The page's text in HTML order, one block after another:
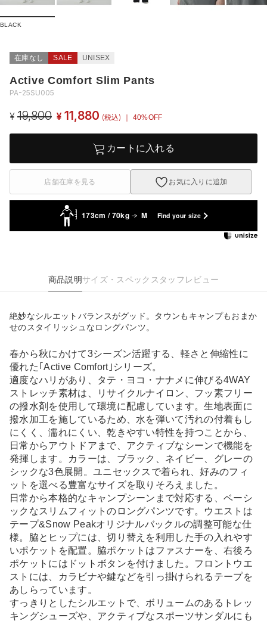
BLACK
在庫なし SALE UNISEX
Active Comfort Slim Pants
PA-25SU005
¥ 19,800 ¥ 11,880 (税込) ｜ 40%OFF
カートに入れる
店舗在庫を見る お気に入りに追加
173cm / 70kg M Find your size
商品説明サイズ・スペック スタッフレビュー
絶妙なシルエットバランスがグッド。タウンもキャンプもおまか
せのスタイリッシュなロングパンツ。
春から秋にかけて3シーズン活躍する、軽さと伸縮性に
優れた｢Active Comfort｣シリーズ。
適度なハリがあり、タテ・ヨコ・ナナメに伸びる4WAY
ストレッチ素材は、リサイクルナイロン、フッ素フリー
の撥水剤を使用して環境に配慮しています。生地表面に
撥水加工を施しているため、水を弾いて汚れの付着もし
にくく、濡れにくい、乾きやすい特性を持つことから、
日常からアウトドアまで、アクティブなシーンで機能を
発揮します。カラーは、ブラック、ネイビー、グレーの
シックな3色展開。ユニセックスで着られ、好みのフィ
ットを選べる豊富なサイズを取りそろえました。
日常から本格的なキャンプシーンまで対応する、ベーシ
ックなスリムフィットのロングパンツです。ウエストは
テープ&Snow Peakオリジナルバックルの調整可能な仕
様。脇とヒップには、切り替えを利用した手の入れやす
いポケットを配置。脇ポケットはファスナーを、右後ろ
ポケットにはドットボタンを付けました。フロントウエ
ストには、カラビナや鍵などを引っ掛けられるテープを
あしらっています。
すっきりとしたシルエットで、ボリュームのあるトレッ
キングシューズや、アクティブなスポーツサンダルにも